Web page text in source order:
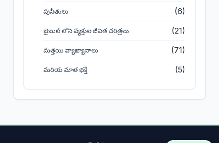
పునీతులు (6)
బైబుల్ లోని వ్యక్తుల జీవిత చరిత్రలు (21)
మత్తయి వ్యాఖ్యానాలు (71)
మరియ మాత భక్తి (5)